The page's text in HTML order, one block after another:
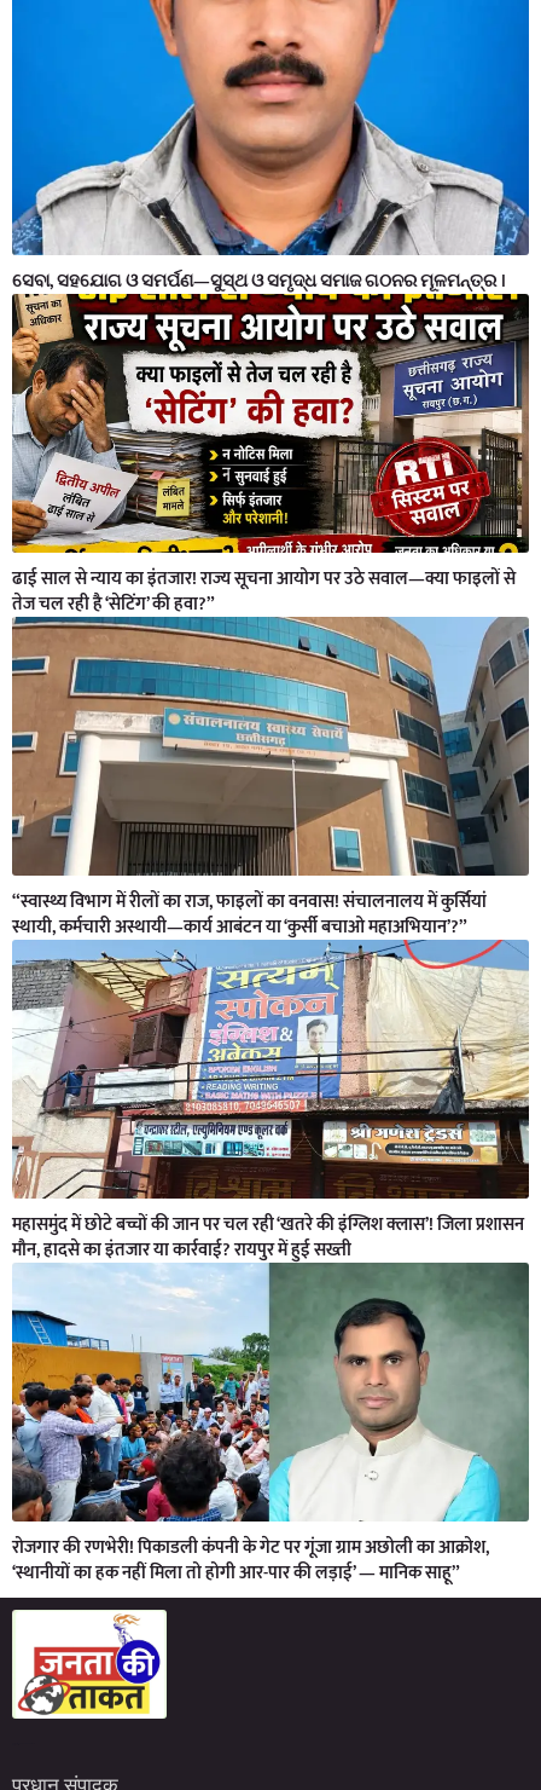
ସେବା, ସହଯୋଗ ଓ ସମର୍ପଣ—ସୁସ୍ଥ ଓ ସମୃଦ୍ଧ ସମାଜ ଗଠନର ମୂଳମନ୍ତ୍ର ।
ढाई साल से न्याय का इंतजार! राज्य सूचना आयोग पर उठे सवाल—क्या फाइलों से
तेज चल रही है ‘सेटिंग’ की हवा?”
“स्वास्थ्य विभाग में रीलों का राज, फाइलों का वनवास! संचालनालय में कुर्सियां
स्थायी, कर्मचारी अस्थायी—कार्य आबंटन या ‘कुर्सी बचाओ महाअभियान’?”
महासमुंद में छोटे बच्चों की जान पर चल रही ‘खतरे की इंग्लिश क्लास’! जिला प्रशासन
मौन, हादसे का इंतजार या कार्रवाई? रायपुर में हुई सख्ती
रोजगार की रणभेरी! पिकाडली कंपनी के गेट पर गूंजा ग्राम अछोली का आक्रोश,
‘स्थानीयों का हक नहीं मिला तो होगी आर-पार की लड़ाई’ — मानिक साहू”